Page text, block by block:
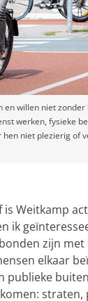
en willen niet zonder
werken, fysieke
niet plezierig of
is Weitkamp
ik
zijn
elkaar
publieke
straten,